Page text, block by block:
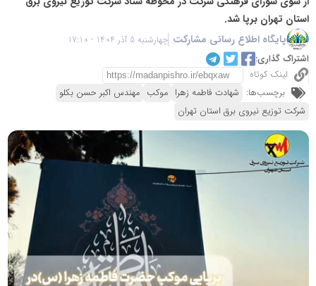
استان تهران برپا شد.
پایگاه اطلاع رسانی مشارکت چهارشنبه 5 آذر 1404 - 17:10
اشتراک گذاری:
لینک کوتاه
برچسب‌ها: شهادت فاطمه زهرا موکب مهندس اکبر حسن بکلو
شرکت توزیع نیروی برق استان تهران